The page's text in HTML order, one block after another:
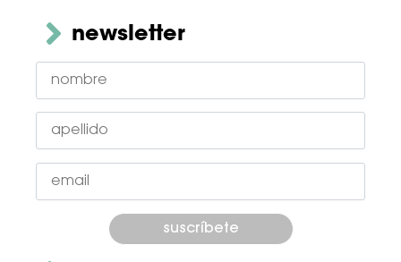
newsletter
Por favor, deja este campo vacío.